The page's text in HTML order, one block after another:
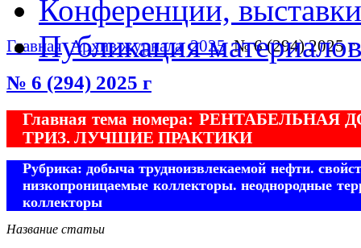
Конференции, выставки
Публикация материалов
Главная Архив журнала 2025 № 6 (294) 2025 г
№ 6 (294) 2025 г
Главная тема номера: РЕНТАБЕЛЬНАЯ
ТРИЗ. ЛУЧШИЕ ПРАКТИКИ
Рубрика: добыча трудноизвлекаемой нефти.
низкопроницаемые коллекторы. неоднородные
коллекторы
Название статьи